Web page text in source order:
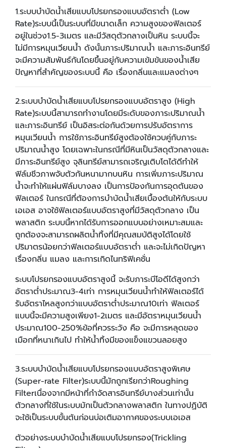
1.ระบบบำบัดน้ำเสียแบบโปรยกรองแบบอัตราต่ำ (Low
Rate)ระบบนี้เป็นระบบที่มีขนาดเล็ก ความสูงของฟิลเตอร์
อยู่ในช่วง1.5-3เมตร และมีวัสดุตัวกลางเป็นหิน ระบบนี้จะ
ไม่มีการหมุนเวียนน้ำ ดังนั้นภาระปริมาณน้ำ และภาระอินทรีย์
จะมีความสัมพันธ์กันโดยขึ้นอยู่กับความเข้มข้นของน้ำเสีย
ปัญหาที่สำคัญของระบบนี้ คือ เรื่องกลิ่นและแมลงต่างๆ
2.ระบบบำบัดน้ำเสียแบบโปรยกรองแบบอัตราสูง (High
Rate)ระบบนี้สามารถทำงานโดยมีระดับของภาระปริมาณน้ำ
และภาระอินทรีย์ เป็นอิสระต่อกันด้วยการปรับอัตราการ
หมุนเวียนน้ำ การใช้ภาระอินทรีย์สูงต้องใช้ควบคู่กับภาระ
ปริมาณน้ำสูง โดยเฉพาะในกรณีที่มีหินเป็นวัสดุตัวกลางและ
มีภาระอินทรีย์สูง จุลินทรีย์สามารถเจริญเติบโตได้ดีทำให้
ฟิล์มชีวภาพจับตัวกันหนามากบนหิน การเพิ่มภาระปริมาณ
น้ำจะทำให้แผ่นฟิล์มบางลง เป็นการป้องกันการอุดตันของ
ฟิลเตอร์ ในกรณีที่ต้องการบำบัดน้ำเสียเบื้องต้นให้กับระบบ
เอเอส อาจใช้ฟิลเตอร์แบบอัตราสูงที่มีวัสดุตัวกลาง เป็น
พลาสติก ระบบนี้หากได้รับการออกแบบอย่างเหมาะสมและ
ถูกต้องจะสามารถผลิตน้ำทิ้งที่มีคุณสมบัติสูงได้โดยใช้
ปริมาตรน้อยกว่าฟิลเตอร์แบบอัตราต่ำ และจะไม่เกิดปัญหา
เรื่องกลิ่น แมลง และการเกิดไนทริฟิเคชั่น
ระบบโปรยกรองแบบอัตราสูงนี้ จะรับภาระบีโอดีได้สูงกว่า
อัตราต่ำประมาณ3-4เท่า การหมุนเวียนน้ำทำให้ฟิลเตอร์ได้
รับอัตราไหลสูงกว่าแบบอัตราต่ำประมาณ10เท่า ฟิลเตอร์
แบบนี้จะมีความสูงเพียง1-2เมตร และมีอัตราหมุนเวียนน้ำ
ประมาณ100-250%ข้อที่ควรระวัง คือ จะมีการหลุดของ
เมือกที่หนาเกินไป ทำให้น้ำทิ้งมีของแข็งแขวนลอยสูง
3.ระบบบำบัดน้ำเสียแบบโปรยกรองแบบอัตราสูงพิเศษ
(Super-rate Filter)ระบบนี้มักถูกเรียกว่าRoughing
Filterเนื่องจากมีหน้าที่กำจัดสารอินทรีย์บางส่วนเท่านั้น
ตัวกลางที่ใช้ในระบบมักเป็นตัวกลางพลาสติก ในทางปฏิบัติ
จะใช้เป็นระบบขั้นต้นก่อนบ่อเติมอากาศของระบบเอเอส
ตัวอย่างระบบบำบัดน้ำเสียแบบโปรยกรอง(Trickling